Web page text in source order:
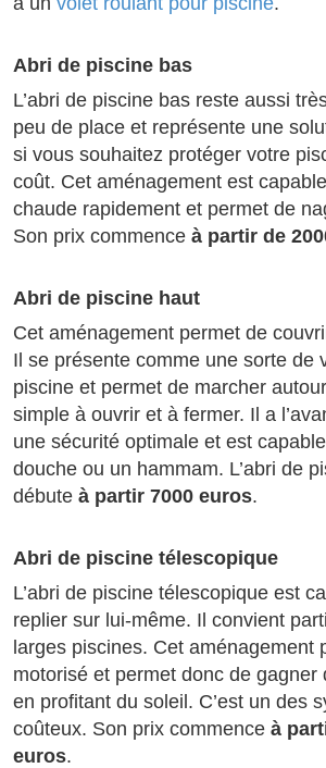
Abri de piscine bas
L’abri de piscine bas reste aussi
peu de place et représente une
si vous souhaitez protéger votre
coût. Cet aménagement est
chaude rapidement et permet de
Son prix commence à partir de
Abri de piscine haut
Cet aménagement permet de
Il se présente comme une sorte de
piscine et permet de marcher
simple à ouvrir et à fermer. Il a
une sécurité optimale et est
douche ou un hammam. L’abri de
débute à partir 7000 euros.
Abri de piscine télescopique
L’abri de piscine télescopique est
replier sur lui-même. Il convient
larges piscines. Cet aménagement
motorisé et permet donc de gagner
en profitant du soleil. C’est un des
coûteux. Son prix commence à
euros.